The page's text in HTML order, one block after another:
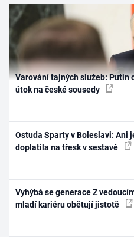
Varování tajných služeb: Putin
útok na české sousedy
Ostuda Sparty v Boleslavi: Ani
doplatila na třesk v sestavě
Vyhýbá se generace Z
mladí kariéru obětují jistotě